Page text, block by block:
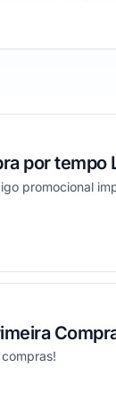
dúvidas a
por tempo
promocional